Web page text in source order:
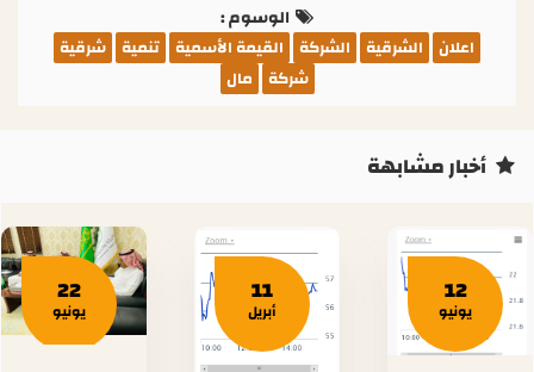
الوسوم :
اعلان الشرقية الشركة القيمة الأسمية تنمية شرقية
شركة مال
أخبار مشابهة
12
يونيو
11
أبريل
22
يونيو